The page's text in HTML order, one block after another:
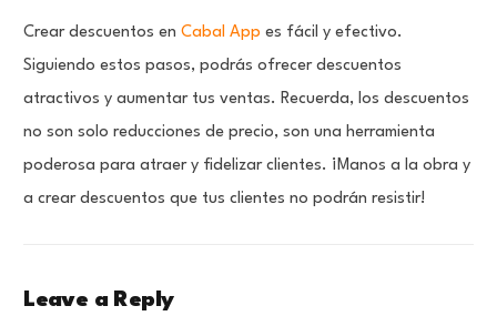
Crear descuentos enCabal App es fácil y efectivo.
Siguiendo estos pasos, podrás ofrecer descuentos
atractivos y aumentar tus ventas. Recuerda, los descuentos
no son solo reducciones de precio, son una herramienta
poderosa para atraer y fidelizar clientes. ¡Manos a la obra y
a crear descuentos que tus clientes no podrán resistir!
Leave a Reply